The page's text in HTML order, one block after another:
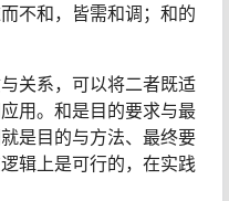
不和，皆需和调；和的
关系，可以将二者既适
用。和是目的要求与最
是目的与方法、最终要
辑上是可行的，在实践